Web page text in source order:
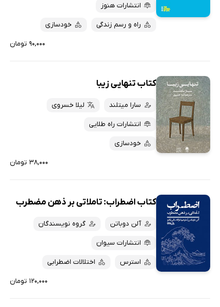
انتشارات هنوز
راه و رسم زندگی خودسازی
۹۰,۰۰۰ تومان
کتاب تنهایی زیبا
سارا میتلند لیلا خسروی
انتشارات راه طلایی
خودسازی
۳۸,۰۰۰ تومان
کتاب اضطراب: تاملاتی بر ذهن مضطرب
آلن دوباتن گروه نویسندگان
انتشارات سیوان
استرس اختلالات اضطرابی
۱۲۰,۰۰۰ تومان